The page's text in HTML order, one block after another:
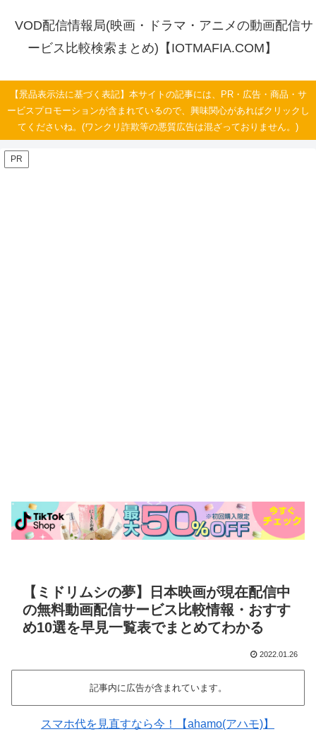
VOD配信情報局(映画・ドラマ・アニメの動画配信サ
ービス比較検索まとめ)【IOTMAFIA.COM】
【景品表示法に基づく表記】本サイトの記事には、PR・広告・商品・サ
ービスプロモーションが含まれているので、興味関心があればクリックし
てくださいね。(ワンクリ詐欺等の悪質広告は混ざっておりません。)
PR
【ミドリムシの夢】日本映画が現在配信中
の無料動画配信サービス比較情報・おすす
め10選を早見一覧表でまとめてわかる
2022.01.26
記事内に広告が含まれています。
スマホ代を見直すなら今！【ahamo(アハモ)】